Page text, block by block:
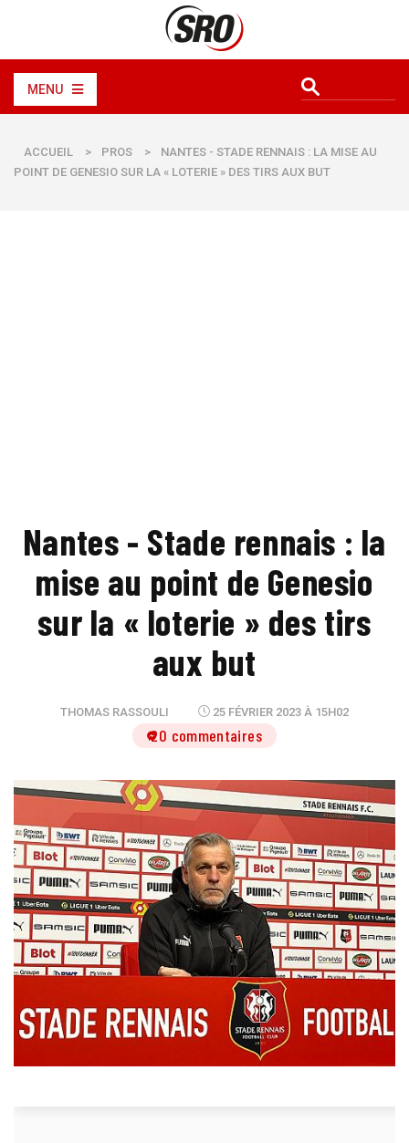
MENU
ACCUEIL > PROS >
NANTES - STADE RENNAIS : LA MISE AU
POINT DE GENESIO SUR LA « LOTERIE » DES TIRS AUX BUT
Nantes - Stade rennais : la
mise au point de Genesio
sur la « loterie » des tirs
aux but
THOMAS RASSOULI 25 FÉVRIER 2023 À 15H02
20 commentaires